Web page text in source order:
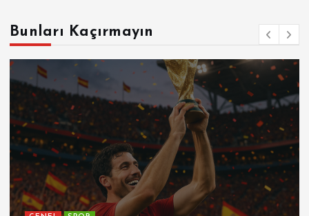
Bunları Kaçırmayın